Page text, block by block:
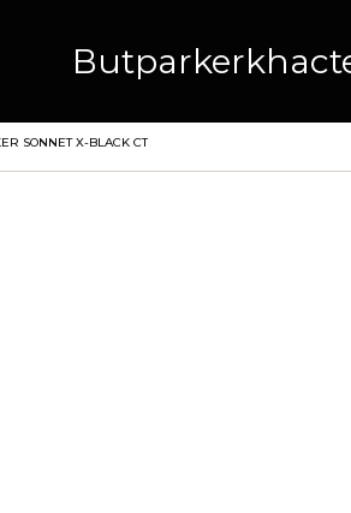
SONNET X-BLACK CT